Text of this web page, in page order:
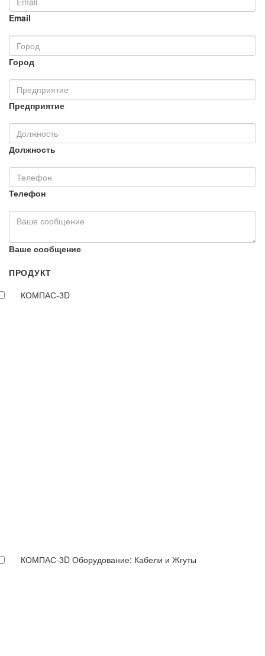
Email
Город
Предприятие
Должность
Телефон
Ваше сообщение
ПРОДУКТ
КОМПАС-3D
КОМПАС-3D Оборудование: Кабели и Жгуты